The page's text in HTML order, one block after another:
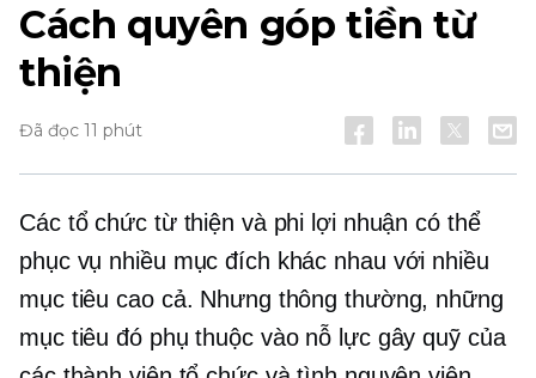
Cách quyên góp tiền từ
thiện
Đã đọc 11 phút
Các tổ chức từ thiện và phi lợi nhuận có thể
phục vụ nhiều mục đích khác nhau với nhiều
mục tiêu cao cả. Nhưng thông thường, những
mục tiêu đó phụ thuộc vào nỗ lực gây quỹ của